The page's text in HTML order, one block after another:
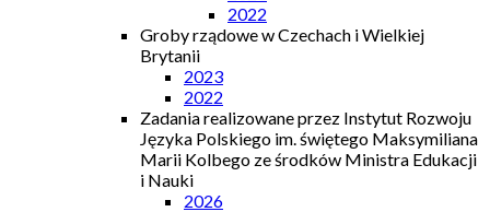
2022
Groby rządowe w Czechach i Wielkiej
Brytanii
2023
2022
Zadania realizowane przez Instytut Rozwoju
Języka Polskiego im. świętego Maksymiliana
Marii Kolbego ze środków Ministra Edukacji
i Nauki
2026